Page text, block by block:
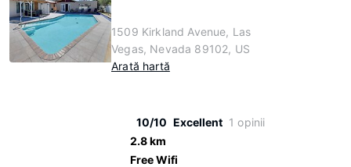
1509 Kirkland Avenue, Las
Vegas, Nevada 89102, US
Arată hartă
10/10 Excellent 1 opinii
2.8 km
Free Wifi